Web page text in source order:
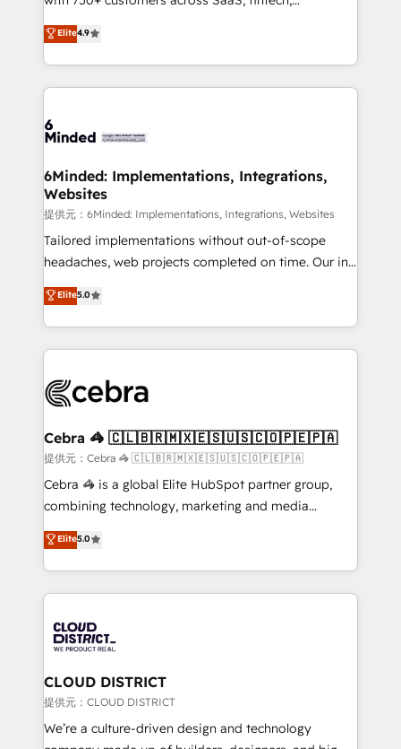
technology for integrations • Multilingual team:
English, Spanish, Portuguese & Italian 👉 Grow
smarter with AI and HubSpot.
healthcare, real estate, and other industries. With
150+ HubSpot-certified experts, we deliver scalable
solutions to complex GTM and RevOps challenges.
Our Expertise 🔹 Onboarding & Implementation:
tailored to your GTM motion. 🔹 Migrations:
from other CRMs to HubSpot without data loss or
downtime. 🔹 RevOps Strategy: Align teams,
processes, and data to drive revenue efficiency. 🔹
Integrations: Connect HubSpot with your tech stack
for better adoption. 🔹 Custom Solutions: Build
SOC 2 Type II and ISO 27001 certified, reinforcing
our commitment to data security and compliance. At
Elite4.9
6Minded: Implementations, Integrations,
Websites
提供元：6Minded: Implementations, Integrations, Websites
Tailored implementations without out-of-scope
headaches, web projects completed on time. Our in-
house team of certified CRM architects, experts,
developers, designers, and marketers handles all
aspects of your HubSpot. ✨ 400+ global clients ✨
100+ seamless migrations from 15+ different CRMs
implementations, and 5,000+ pages ✨ CS: Clients
CS: 245% organic growth & +751% new visitors for a
full-funnel HubSpot project ✨ CS: 415% conversion
boost with a new HubSpot site Recognized leaders:
🏆 HubSpot Platform Migration Impact Award 🏆
Inbound Campaign of the Year 🏆 Gold AVA Digital
Award for Best Website 🌟 Accreditations: CRM
Elite5.0
Cebra 🦓 🇨🇱🇧🇷🇲🇽🇪🇸🇺🇸🇨🇴🇵🇪🇵🇦
提供元：Cebra 🦓 🇨🇱🇧🇷🇲🇽🇪🇸🇺🇸🇨🇴🇵🇪🇵🇦
Cebra 🦓 is a global Elite HubSpot partner group,
combining technology, marketing and media
expertise across Latin America and Southern
Europe, with teams across 7 countries. Born in Chile,
we combine local insight with international reach to
help businesses grow through technology, creativity,
500+ HubSpot implementations, building end-to-
end solutions that integrate CRM, AI automation,
inbound and loop marketing, content, and digital
creativity. Our multicultural team works in Spanish,
Portuguese, and English to design scalable strategies
that drive measurable growth. 🌎 Highlights: • 10+
Elite5.0
CLOUD DISTRICT
提供元：CLOUD DISTRICT
We’re a culture-driven design and technology